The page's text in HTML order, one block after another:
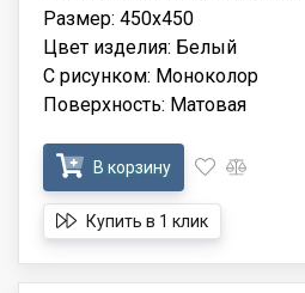
Размер: 450x450
Цвет изделия: Белый
С рисунком: Моноколор
Поверхность: Матовая
В корзину
Купить в 1 клик